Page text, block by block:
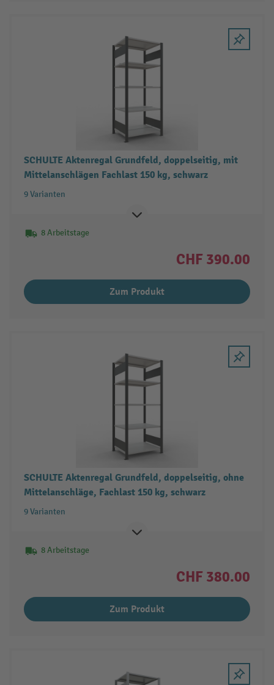
SCHULTE Aktenregal Grundfeld, doppelseitig, mit
Mittelanschlägen Fachlast 150 kg, schwarz
9 Varianten
8 Arbeitstage
CHF 390.00
Zum Produkt
SCHULTE Aktenregal Grundfeld, doppelseitig, ohne
Mittelanschläge, Fachlast 150 kg, schwarz
9 Varianten
8 Arbeitstage
CHF 380.00
Zum Produkt